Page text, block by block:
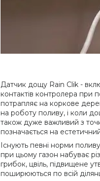
Датчик дощу Rain Clik -
контактів контролера при
потрапляє на коркове
на роботу поливу, і коли
також дуже важливий з
позначається на
Існують певні норми
при цьому газон набуває
грибок, цвіль, підвищене
поширюються по всій